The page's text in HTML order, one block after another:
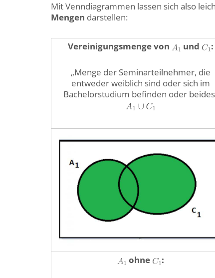
Mit Venndiagrammen lassen sich also
Mengen darstellen:
Vereinigungsmenge von und :
„Menge der Seminarteilnehmer, die
entweder weiblich sind oder sich im
Bachelorstudium befinden oder
ohne :